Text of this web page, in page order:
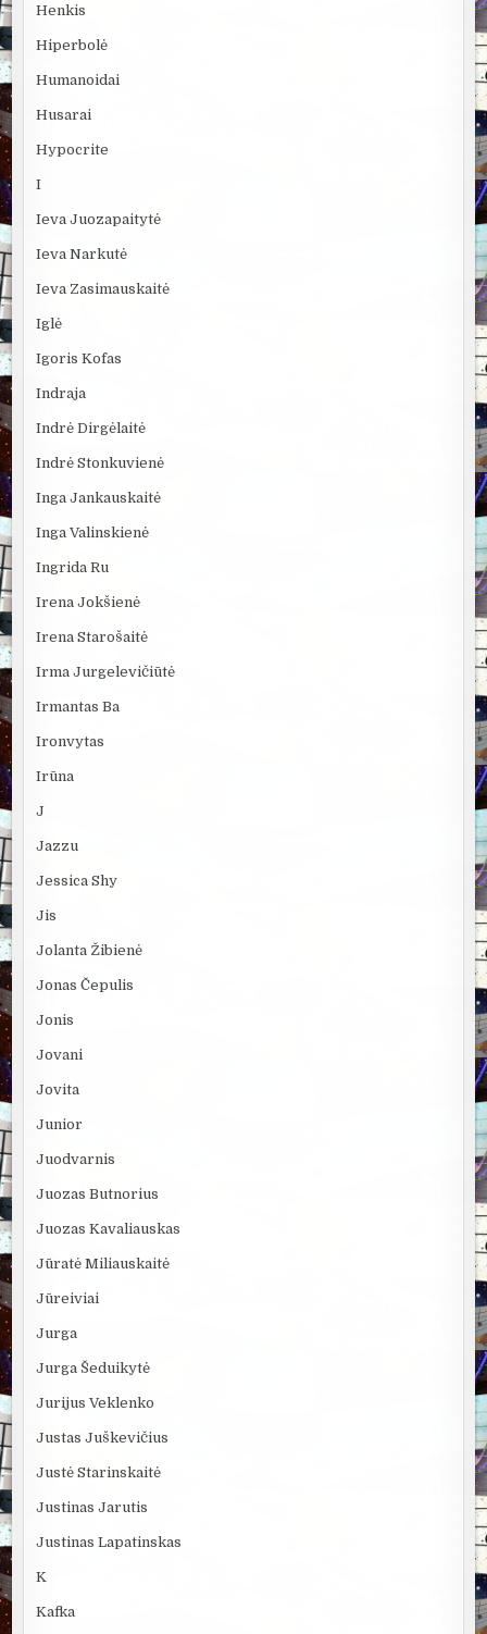
Henkis
Hiperbolė
Humanoidai
Husarai
Hypocrite
I
Ieva Juozapaitytė
Ieva Narkutė
Ieva Zasimauskaitė
Iglė
Igoris Kofas
Indraja
Indrė Dirgėlaitė
Indrė Stonkuvienė
Inga Jankauskaitė
Inga Valinskienė
Ingrida Ru
Irena Jokšienė
Irena Starošaitė
Irma Jurgelevičiūtė
Irmantas Ba
Ironvytas
Irūna
J
Jazzu
Jessica Shy
Jis
Jolanta Žibienė
Jonas Čepulis
Jonis
Jovani
Jovita
Junior
Juodvarnis
Juozas Butnorius
Juozas Kavaliauskas
Jūratė Miliauskaitė
Jūreiviai
Jurga
Jurga Šeduikytė
Jurijus Veklenko
Justas Juškevičius
Justė Starinskaitė
Justinas Jarutis
Justinas Lapatinskas
K
Kafka